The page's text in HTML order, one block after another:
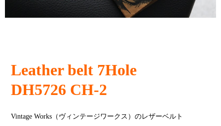
Leather belt 7Hole
DH5726 CH-2
Vintage Works（ヴィンテージワークス）のレザーベルト